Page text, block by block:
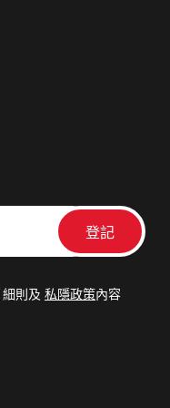
細則及 私隱政策內容